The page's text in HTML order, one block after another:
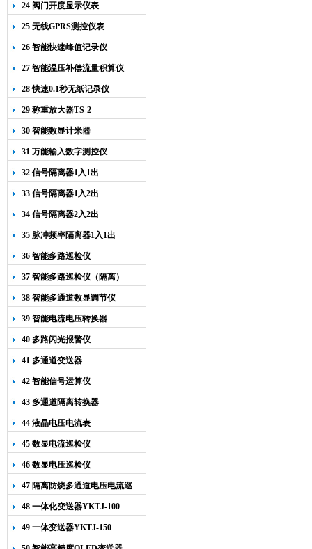
24 阀门开度显示仪表
25 无线GPRS测控仪表
26 智能快速峰值记录仪
27 智能温压补偿流量积算仪
28 快速0.1秒无纸记录仪
29 称重放大器TS-2
30 智能数显计米器
31 万能输入数字测控仪
32 信号隔离器1入1出
33 信号隔离器1入2出
34 信号隔离器2入2出
35 脉冲频率隔离器1入1出
36 智能多路巡检仪
37 智能多路巡检仪（隔离）
38 智能多通道数显调节仪
39 智能电流电压转换器
40 多路闪光报警仪
41 多通道变送器
42 智能信号运算仪
43 多通道隔离转换器
44 液晶电压电流表
45 数显电流巡检仪
46 数显电压巡检仪
47 隔离防烧多通道电压电流巡
检仪
48 一体化变送器YKTJ-100
49 一体变送器YKTJ-150